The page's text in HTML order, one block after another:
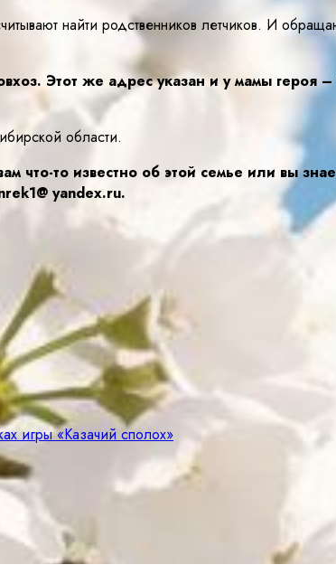
найти родственников летчиков. И
Этот же адрес указан и у мамы героя
области.
что-то известно об этой семье или вы
yandex.ru.
игры «Казачий сполох»